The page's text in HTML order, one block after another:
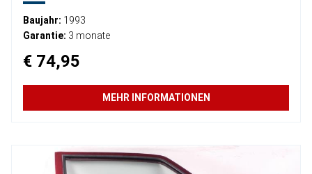
Baujahr: 1993
Garantie: 3 monate
€ 74,95
MEHR INFORMATIONEN